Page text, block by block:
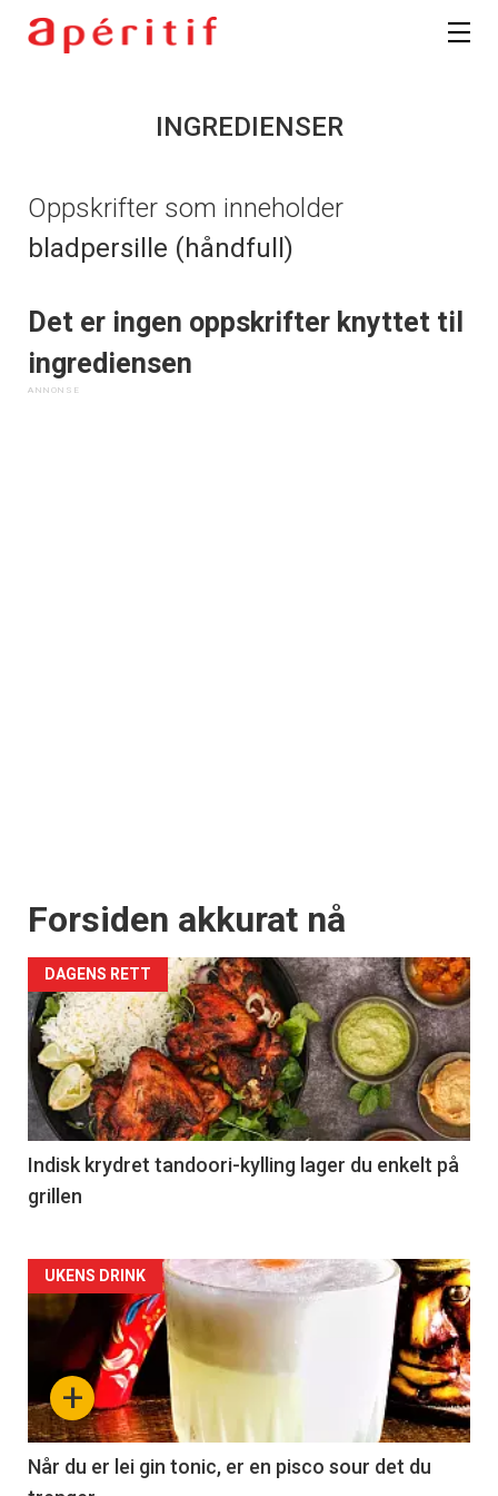
INGREDIENSER
Oppskrifter som inneholder
bladpersille (håndfull)
Det er ingen oppskrifter knyttet til
ingrediensen
Forsiden akkurat nå
DAGENS RETT
Indisk krydret tandoori-kylling lager du enkelt på
grillen
Forsiden
akkurat
nå
-
2
+
UKENS DRINK
Når du er lei gin tonic, er en pisco sour det du